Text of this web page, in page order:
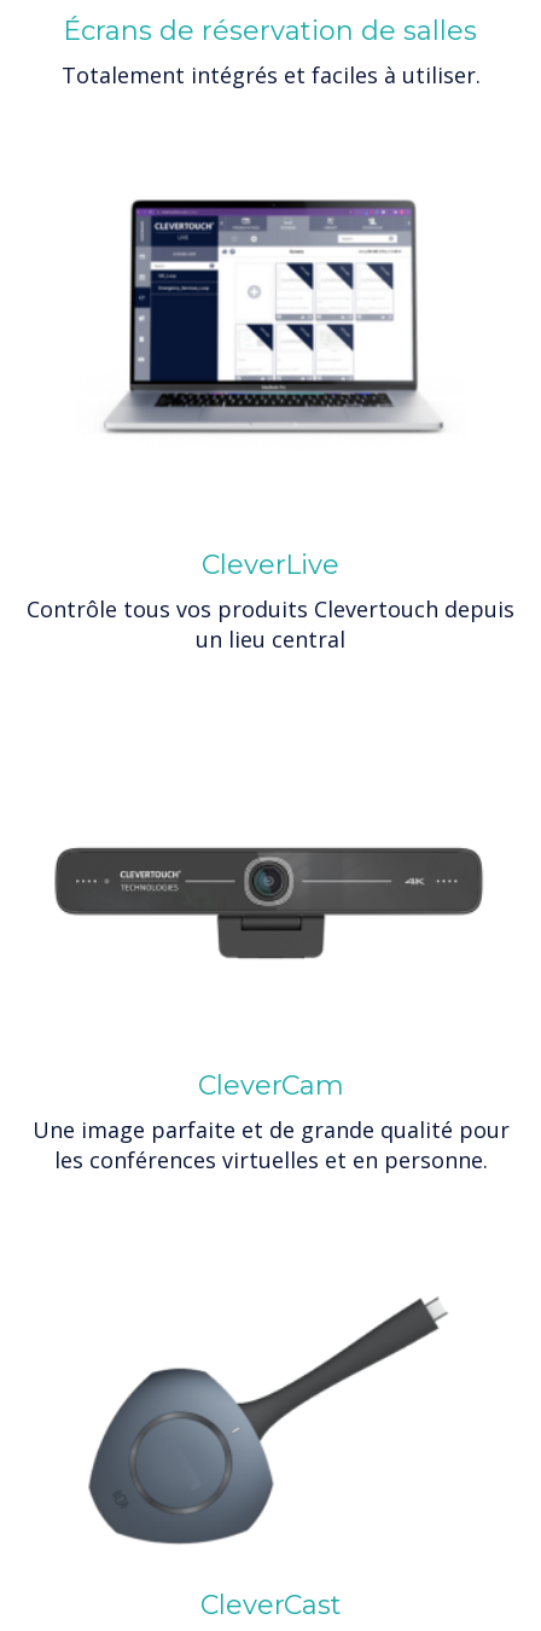
Écrans de réservation de salles
Totalement intégrés et faciles à utiliser.
CleverLive
Contrôle tous vos produits Clevertouch depuis
un lieu central
CleverCam
Une image parfaite et de grande qualité pour
les conférences virtuelles et en personne.
CleverCast